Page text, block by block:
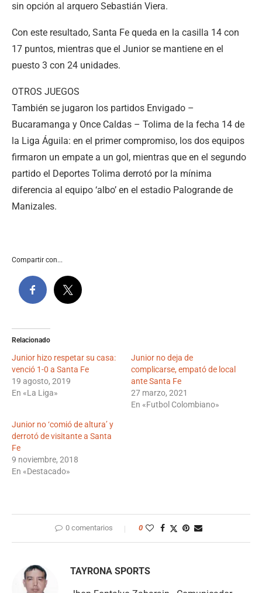
sin opción al arquero Sebastián Viera.
Con este resultado, Santa Fe queda en la casilla 14 con
17 puntos, mientras que el Junior se mantiene en el
puesto 3 con 24 unidades.
OTROS JUEGOS
También se jugaron los partidos Envigado –
Bucaramanga y Once Caldas – Tolima de la fecha 14 de
la Liga Águila: en el primer compromiso, los dos equipos
firmaron un empate a un gol, mientras que en el segundo
partido el Deportes Tolima derrotó por la mínima
diferencia al equipo ‘albo’ en el estadio Palogrande de
Manizales.
Compartir con...
Relacionado
Junior hizo respetar su casa:
venció 1-0 a Santa Fe
19 agosto, 2019
En «La Liga»
Junior no deja de
complicarse, empató de local
ante Santa Fe
27 marzo, 2021
En «Futbol Colombiano»
Junior no ‘comió de altura’ y
derrotó de visitante a Santa
Fe
9 noviembre, 2018
En «Destacado»
0 comentarios 0
TAYRONA SPORTS